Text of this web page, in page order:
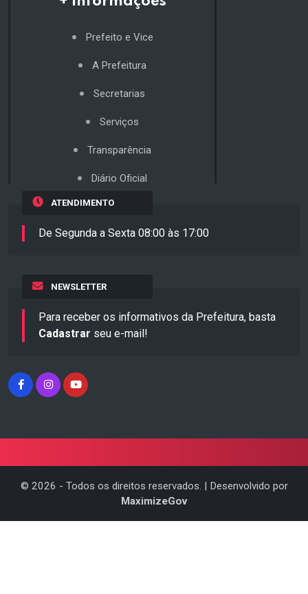
Prefeito e Vice
A Prefeitura
Secretarias
Serviços
Transparência
Diário Oficial
ATENDIMENTO
De Segunda a Sexta 08:00 às 17:00
NEWSLETTER
Para receber os informativos da Prefeitura, basta
Cadastrar seu e-mail!
© 2026 - Todos os direitos reservados. | Desenvolvido por
MaximizeGov